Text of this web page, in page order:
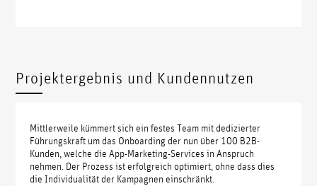
Projektergebnis und Kundennutzen
Mittlerweile kümmert sich ein festes Team mit dedizierter
Führungskraft um das Onboarding der nun über 100 B2B-
Kunden, welche die App-Marketing-Services in Anspruch
nehmen. Der Prozess ist erfolgreich optimiert, ohne dass dies
die Individualität der Kampagnen einschränkt.